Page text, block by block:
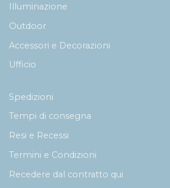
Illuminazione
Outdoor
Accessori e Decorazioni
Ufficio
Spedizioni
Tempi di consegna
Resi e Recessi
Termini e Condizioni
Recedere dal contratto qui